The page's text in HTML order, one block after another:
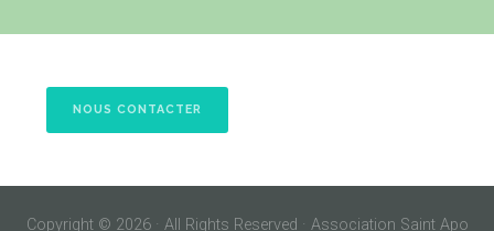
NOUS CONTACTER
Copyright © 2026 · All Rights Reserved · Association Saint Apo